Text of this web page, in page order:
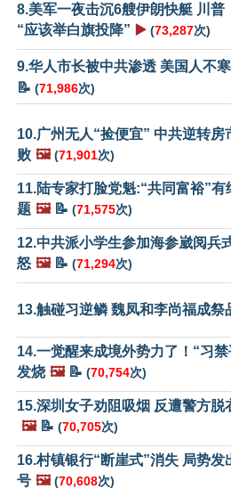
8.美军一夜击沉6艘伊朗快艇 川普
“应该举白旗投降” ▶️ (73,287次)
9.华人市长被中共渗透 美国人不
📝 (71,986次)
10.广州无人“捡便宜” 中共逆转房
败 🖼️ (71,901次)
11.陆专家打脸党魁:“共同富裕”有
题 🖼️📝 (71,575次)
12.中共派小学生参加海参崴阅兵
怒 🖼️📝 (71,294次)
13.触碰习逆鳞 魏凤和李尚福成祭
14.一觉醒来成境外势力了！“习
发烧 🖼️📝 (70,754次)
15.深圳女子劝阻吸烟 反遭警方脱
🖼️📝 (70,705次)
16.村镇银行“断崖式”消失 局势发
号 🖼️ (70,608次)